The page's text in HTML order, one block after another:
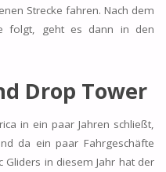
Strecke fahren. Nach dem
folgt, geht es dann in den
Drop Tower
in ein paar Jahren schließt,
da ein paar Fahrgeschäfte
Gliders in diesem Jahr hat der